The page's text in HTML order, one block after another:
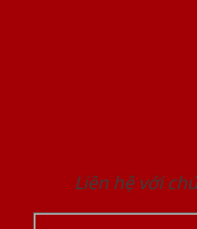
Liên hệ với